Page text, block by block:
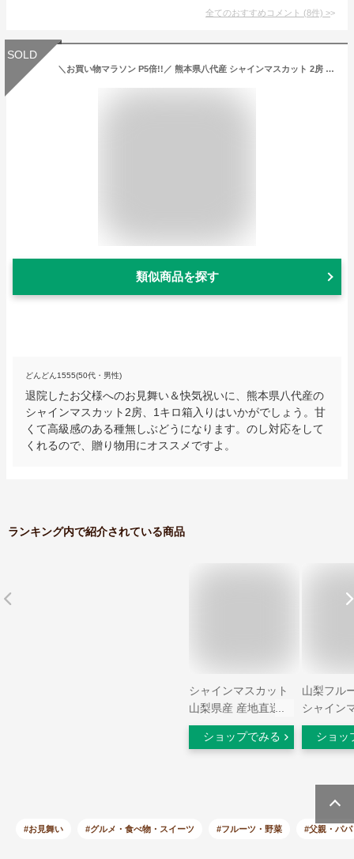
全てのおすすめコメント (8件) >
SOLD
＼お買い物マラソン P5倍!!／ 熊本県八代産 シャインマスカット 2房 1kg入り 1箱 種なしぶどう ブドウ 甘い 期間限定【送料無料】 お中元 敬老の日 サプライズ 【のし対応可】
類似商品を探す
どんどん1555(50代・男性)
退院したお父様へのお見舞い＆快気祝いに、熊本県八代産の
シャインマスカット2房、1キロ箱入りはいかがでしょう。甘
くて高級感のある種無しぶどうになります。のし対応をして
くれるので、贈り物用にオススメですよ。
ランキング内で紹介されている商品
シャインマスカット
山梨県産 産地直送
ギフト 贈答用ぶどう
秀 約1.2kg 化粧箱入
ブドウ 葡萄 内祝 お
ショップでみる
山梨フル
シャイン
2～3房入
答用 プ
ショッ
#お見舞い #グルメ・食べ物・スイーツ #フルーツ・野菜 #父親・パパ